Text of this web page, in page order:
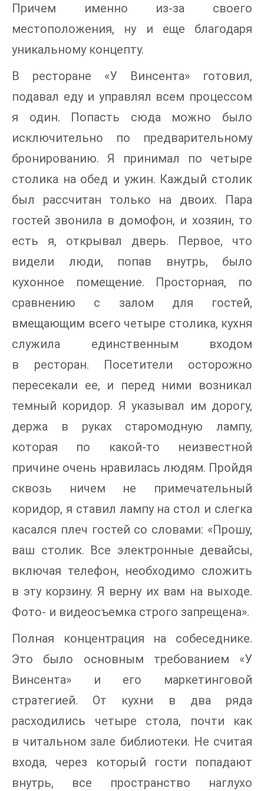
Причем именно из-за своего
местоположения, ну и еще благодаря
уникальному концепту.
В ресторане «У Винсента» готовил,
подавал еду и управлял всем процессом
я один. Попасть сюда можно было
исключительно по предварительному
бронированию. Я принимал по четыре
столика на обед и ужин. Каждый столик
был рассчитан только на двоих. Пара
гостей звонила в домофон, и хозяин, то
есть я, открывал дверь. Первое, что
видели люди, попав внутрь, было
кухонное помещение. Просторная, по
сравнению с залом для гостей,
вмещающим всего четыре столика, кухня
служила единственным входом
в ресторан. Посетители осторожно
пересекали ее, и перед ними возникал
темный коридор. Я указывал им дорогу,
держа в руках старомодную лампу,
которая по какой-то неизвестной
причине очень нравилась людям. Пройдя
сквозь ничем не примечательный
коридор, я ставил лампу на стол и слегка
касался плеч гостей со словами: «Прошу,
ваш столик. Все электронные девайсы,
включая телефон, необходимо сложить
в эту корзину. Я верну их вам на выходе.
Фото- и видеосъемка строго запрещена».
Полная концентрация на собеседнике.
Это было основным требованием «У
Винсента» и его маркетинговой
стратегией. От кухни в два ряда
расходились четыре стола, почти как
в читальном зале библиотеки. Не считая
входа, через который гости попадают
внутрь, все пространство наглухо